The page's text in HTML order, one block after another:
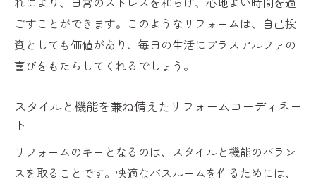
ごすことができます。このようなリフォームは、自己投
資としても価値があり、毎日の生活にプラスアルファの
喜びをもたらしてくれるでしょう。
スタイルと機能を兼ね備えたリフォームコーディネー
ト
リフォームのキーとなるのは、スタイルと機能のバラン
スを取ることです。快適なバスルームを作るためには、